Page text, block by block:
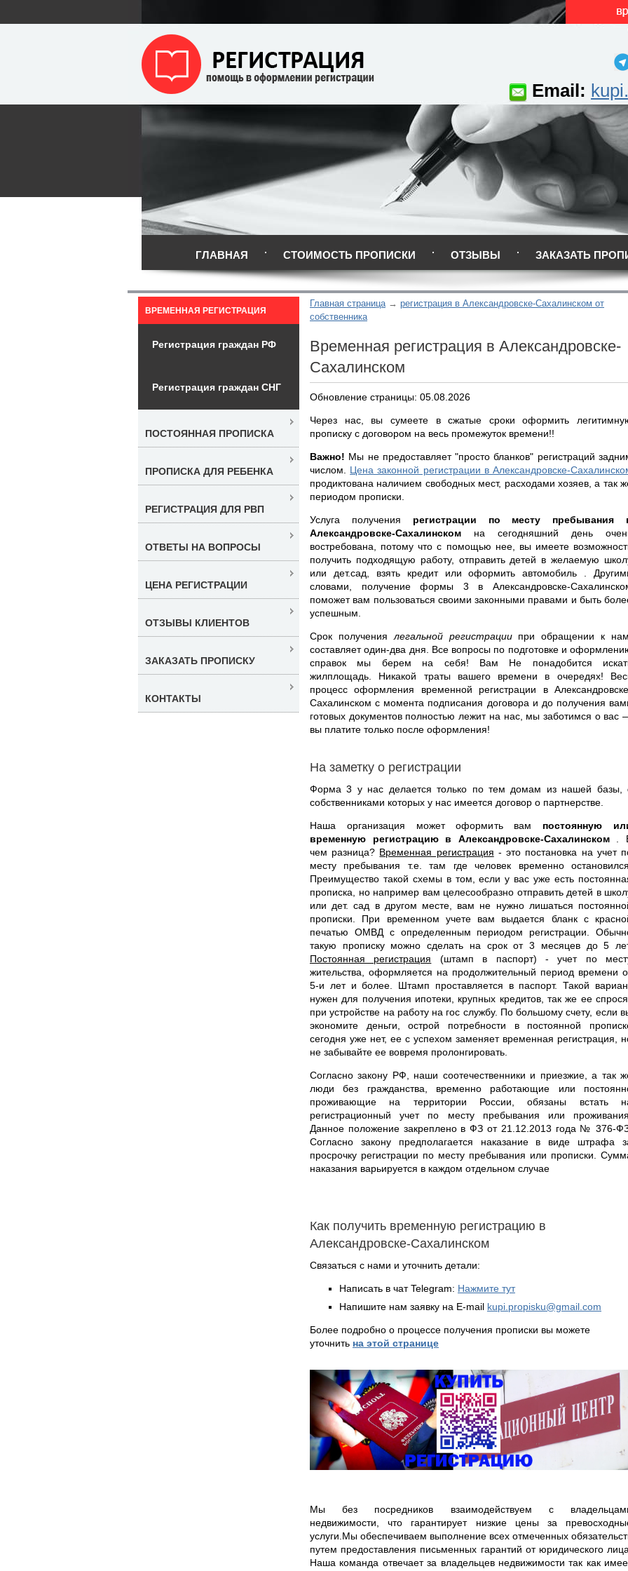
Email:
ГЛАВНАЯ СТОИМОСТЬ ПРОПИСКИ ОТЗЫВЫ ЗАКАЗАТЬ
Главная страница
регистрация в Александровске-Сахалинском от
собственника
Временная регистрация в Александровске-
Сахалинском
Обновление страницы: 05.08.2026
Через нас, вы сумеете в сжатые сроки оформить
прописку с договором на весь промежуток времени!!
Важно! Мы не предоставляет "просто бланков" регистраций
числом. Цена законной регистрации в Александровске-
продиктована наличием свободных мест, расходами хозяев, а так
периодом прописки.
Услуга получения регистрации по месту пребывания
Александровске-Сахалинском на сегодняшний день
востребована, потому что с помощью нее, вы имеете
получить подходящую работу, отправить детей в желаемую
или дет.сад, взять кредит или оформить автомобиль .
словами, получение формы 3 в Александровске-
поможет вам пользоваться своими законными правами и быть
успешным.
Срок получения легальной регистрации при обращении к нам,
составляет один-два дня. Все вопросы по подготовке и
справок мы берем на себя! Вам Не понадобится
жилплощадь. Никакой траты вашего времени в очередях!
процесс оформления временной регистрации в
Сахалинском с момента подписания договора и до получения
готовых документов полностью лежит на нас, мы заботимся о вас
вы платите только после оформления!
На заметку о регистрации
Форма 3 у нас делается только по тем домам из нашей базы,
собственниками которых у нас имеется договор о партнерстве.
Наша организация может оформить вам постоянную
временную регистрацию в Александровске-Сахалинском
.
чем разница? Временная регистрация - это постановка на учет
месту пребывания т.е. там где человек временно остановился.
Преимущество такой схемы в том, если у вас уже есть
прописка, но например вам целесообразно отправить детей в
или дет. сад в другом месте, вам не нужно лишаться
прописки. При временном учете вам выдается бланк с
печатью ОМВД с определенным периодом регистрации.
такую прописку можно сделать на срок от 3 месяцев до 5
Постоянная регистрация (штамп в паспорт) - учет по
жительства, оформляется на продолжительный период времени
5-и лет и более. Штамп проставляется в паспорт. Такой
нужен для получения ипотеки, крупных кредитов, так же ее
при устройстве на работу на гос службу. По большому счету, если
экономите деньги, острой потребности в постоянной
сегодня уже нет, ее с успехом заменяет временная регистрация,
не забывайте ее вовремя пролонгировать.
Согласно закону РФ, наши соотечественники и приезжие, а так
люди без гражданства, временно работающие или
проживающие на территории России, обязаны встать
регистрационный учет по месту пребывания или проживания.
Данное положение закреплено в ФЗ от 21.12.2013 года № 376-
Согласно закону предполагается наказание в виде штрафа
просрочку регистрации по месту пребывания или прописки.
наказания варьируется в каждом отдельном случае
Как получить временную регистрацию в
Александровске-Сахалинском
Связаться с нами и уточнить детали:
Написать в чат Telegram: Нажмите тут
Напишите нам заявку на E-mail kupi.propisku@gmail.com
Более подробно о процессе получения прописки вы можете
уточнить на этой странице
Мы без посредников взаимодействуем с
недвижимости, что гарантирует низкие цены за
услуги.Мы обеспечиваем выполнение всех отмеченных
путем предоставления письменных гарантий от юридического
Наша команда отвечает за владельцев недвижимости так как
ВРЕМЕННАЯ РЕГИСТРАЦИЯ
Регистрация граждан РФ
Регистрация граждан СНГ
ПОСТОЯННАЯ ПРОПИСКА
ПРОПИСКА ДЛЯ РЕБЕНКА
РЕГИСТРАЦИЯ ДЛЯ РВП
ОТВЕТЫ НА ВОПРОСЫ
ЦЕНА РЕГИСТРАЦИИ
ОТЗЫВЫ КЛИЕНТОВ
ЗАКАЗАТЬ ПРОПИСКУ
КОНТАКТЫ